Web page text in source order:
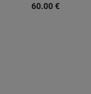
60.00 €